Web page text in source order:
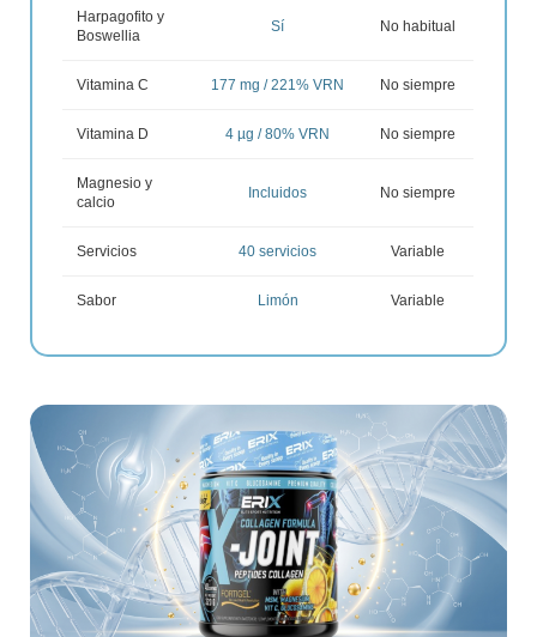
Harpagofito y
Boswellia
Sí No habitual
Vitamina C 177 mg / 221% VRN No siempre
Vitamina D 4 µg / 80% VRN No siempre
Magnesio y
calcio
Incluidos No siempre
Servicios 40 servicios Variable
Sabor Limón Variable